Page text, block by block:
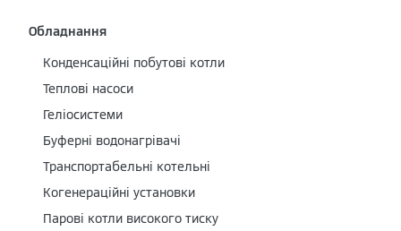
Обладнання
Конденсаційні побутові котли
Теплові насоси
Геліосистеми
Буферні водонагрівачі
Транспортабельні котельні
Когенераційні установки
Парові котли високого тиску